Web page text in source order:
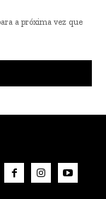
a próxima vez que